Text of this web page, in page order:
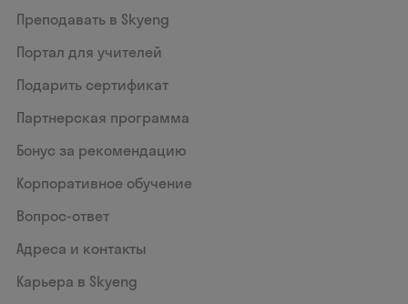
Преподавать в Skyeng
Портал для учителей
Подарить сертификат
Партнерская программа
Бонус за рекомендацию
Корпоративное обучение
Вопрос-ответ
Адреса и контакты
Карьера в Skyeng